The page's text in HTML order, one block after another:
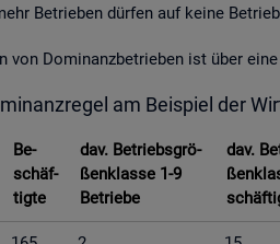
Be­trie­ben dür­fen auf keine
von Do­mi­nanz­be­trie­ben ist über
am Bei­spiel der
Be­
schäf­
tig­te
dav. Be­triebs­grö­
ßen­klas­se 1-9
Be­trie­be
dav.